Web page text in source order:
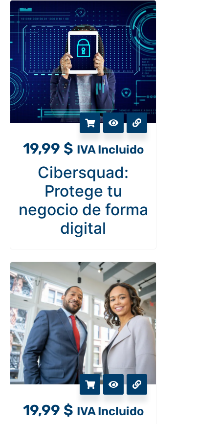
19,99 $ IVA Incluido
Cibersquad:
Protege tu
negocio de forma
digital
19,99 $ IVA Incluido